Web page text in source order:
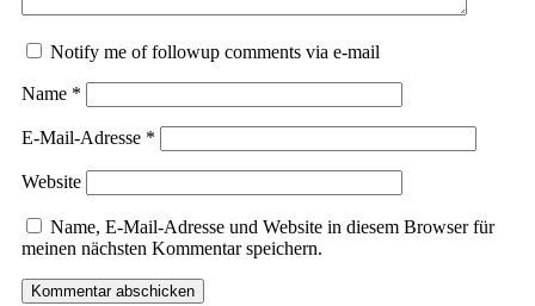
Notify me of followup comments via e-mail
Name *
E-Mail-Adresse *
Website
Name, E-Mail-Adresse und Website in diesem Browser für
meinen nächsten Kommentar speichern.